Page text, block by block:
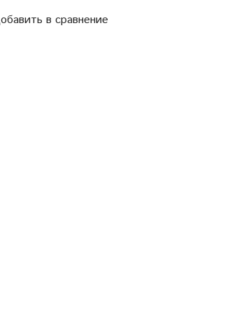
в сравнение